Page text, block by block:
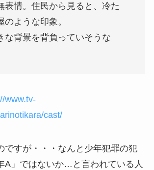
表情。住民から見ると、冷た
のような印象。
な背景を背負っていそうな
www.tv-
cast/
ですが・・・なんと少年犯罪の犯
A」ではないか…と言われている人